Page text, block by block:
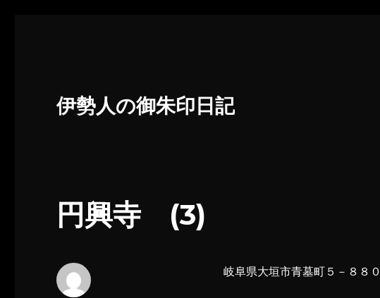
伊勢人の御朱印日記
円興寺 (3)
岐阜県大垣市青墓町５－８８０